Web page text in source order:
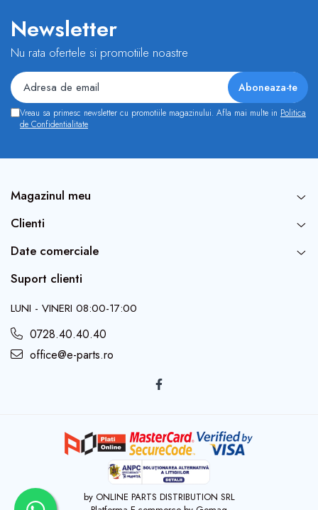
Newsletter
Nu rata ofertele si promotiile noastre
Vreau sa primesc newsletter cu promotiile magazinului. Afla mai multe in Politica
de Confidentialitate
Magazinul meu
Clienti
Date comerciale
Suport clienti
LUNI - VINERI 08:00-17:00
0728.40.40.40
office@e-parts.ro
by ONLINE PARTS DISTRIBUTION SRL